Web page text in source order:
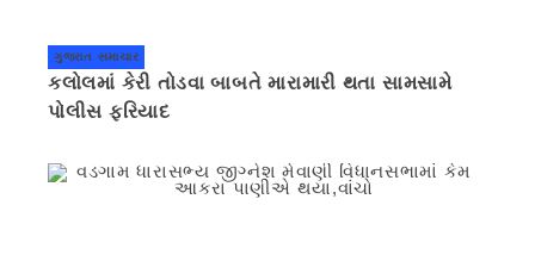
ગુજરાત સમાચાર
કલોલમાં કેરી તોડવા બાબતે મારામારી થતા સામસામે
પોલીસ ફરિયાદ